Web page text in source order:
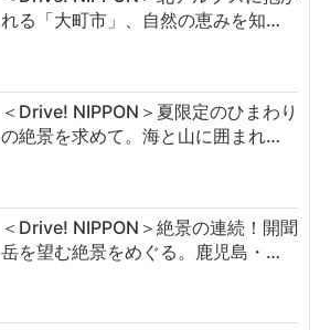
れる「大町市」、自然の恵みを知…
＜Drive! NIPPON＞夏限定のひまわり
の絶景を求めて。海と山に囲まれ…
＜Drive! NIPPON＞絶景の連続！開聞
岳を望む絶景をめぐる。鹿児島・…